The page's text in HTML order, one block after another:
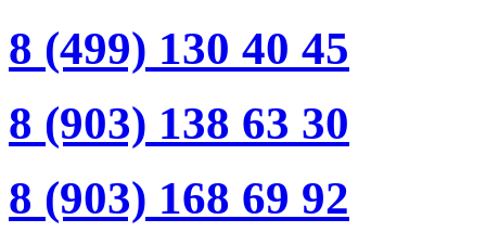
8 (499) 130 40 45
8 (903) 138 63 30
8 (903) 168 69 92